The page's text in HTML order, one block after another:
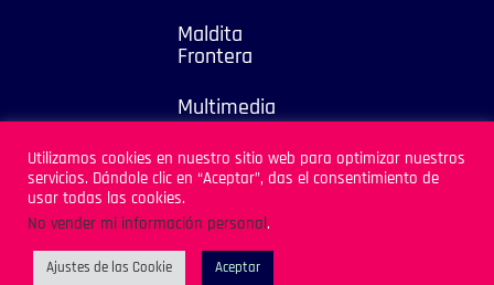
Maldita
Frontera
Multimedia
2025
Sitio Desarrollado por
Archipiélago
Utilizamos cookies en nuestro sitio web para optimizar nuestros
servicios. Dándole clic en “Aceptar”, das el consentimiento de
usar todas las cookies.
No vender mi información personal.
Ajustes de las Cookie Aceptar